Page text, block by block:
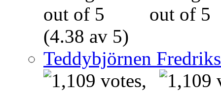
(4.38 av 5)
Teddybjörnen